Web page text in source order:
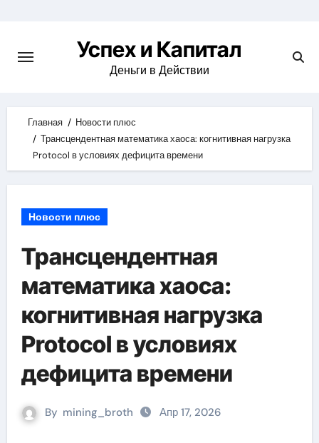
content
Успех и Капитал
Деньги в Действии
Главная
Новости плюс
Трансцендентная математика хаоса: когнитивная нагрузка
Protocol в условиях дефицита времени
Новости плюс
Трансцендентная
математика хаоса:
когнитивная нагрузка
Protocol в условиях
дефицита времени
By mining_broth Апр 17, 2026